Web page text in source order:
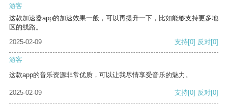
游客
这款加速器app的加速效果一般，可以再提升一下，比如能够支持更多地
区的线路。
2025-02-09
支持[0] 反对[0]
游客
这款app的音乐资源非常优质，可以让我尽情享受音乐的魅力。
2025-02-09 支持[0] 反对[0]